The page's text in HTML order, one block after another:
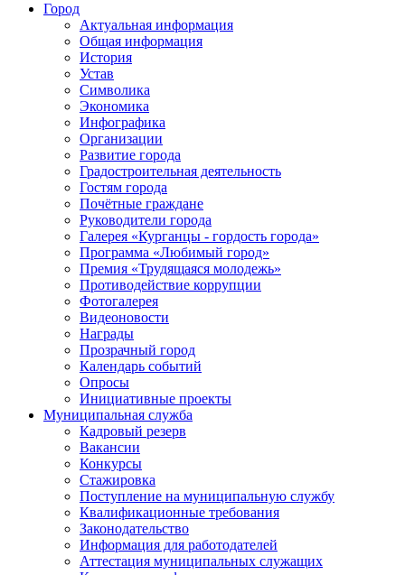
Город
Актуальная информация
Общая информация
История
Устав
Символика
Экономика
Инфографика
Организации
Развитие города
Градостроительная деятельность
Гостям города
Почётные граждане
Руководители города
Галерея «Курганцы - гордость города»
Программа «Любимый город»
Премия «Трудящаяся молодежь»
Противодействие коррупции
Фотогалерея
Видеоновости
Награды
Прозрачный город
Календарь событий
Опросы
Инициативные проекты
Муниципальная служба
Кадровый резерв
Вакансии
Конкурсы
Стажировка
Поступление на муниципальную службу
Квалификационные требования
Законодательство
Информация для работодателей
Аттестация муниципальных служащих